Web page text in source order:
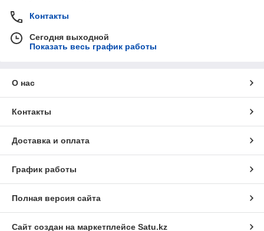
Контакты
Сегодня выходной
Показать весь график работы
О нас
Контакты
Доставка и оплата
График работы
Полная версия сайта
Сайт создан на маркетплейсе Satu.kz